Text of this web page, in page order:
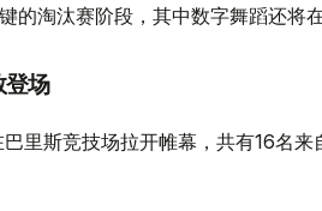
淘汰赛阶段，其中数字舞蹈还将
登场
里斯竞技场拉开帷幕，共有16名